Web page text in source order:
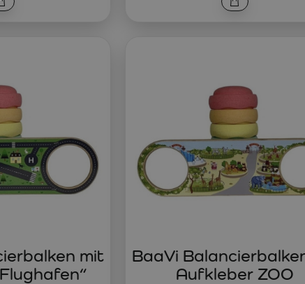
mit
BaaVi
Aufkleber ZOO